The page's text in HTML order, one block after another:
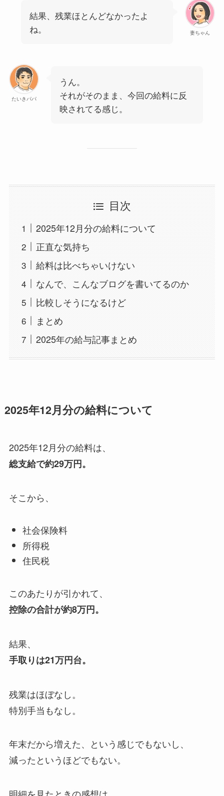
妻ちゃん
結果、残業ほとんどなかったよ
ね。
たいきパパ
うん。
それがそのまま、今回の給料に反
映されてる感じ。
目次
2025年12月分の給料について
正直な気持ち
給料は比べちゃいけない
なんで、こんなブログを書いてるのか
比較しそうになるけど
まとめ
2025年の給与記事まとめ
2025年12月分の給料について
2025年12月分の給料は、
総支給で約29万円。
そこから、
社会保険料
所得税
住民税
このあたりが引かれて、
控除の合計が約8万円。
結果、
手取りは21万円台。
残業はほぼなし。
特別手当もなし。
年末だから増えた、という感じでもないし、
減ったというほどでもない。